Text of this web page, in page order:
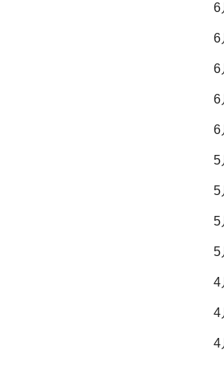
6
6
6
6
6
5
5
5
5
4
4
4